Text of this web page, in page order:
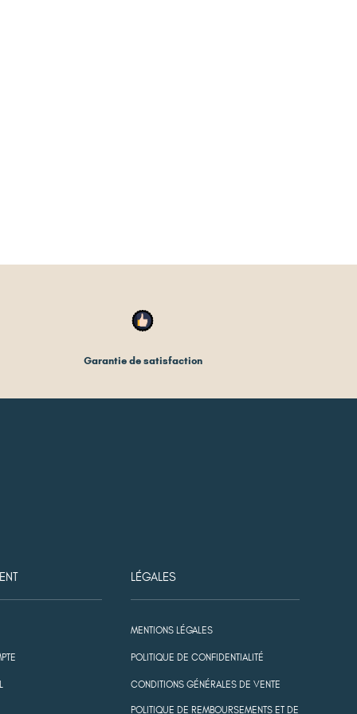
Garantie de satisfaction
LÉGALES
MENTIONS LÉGALES
POLITIQUE DE CONFIDENTIALITÉ
CONDITIONS GÉNÉRALES DE VENTE
POLITIQUE DE REMBOURSEMENTS ET DE